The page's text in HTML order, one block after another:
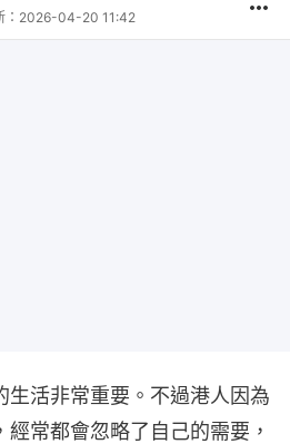
2026-04-20 11:42
生活非常重要。不過港人因為
常都會忽略了自己的需要，